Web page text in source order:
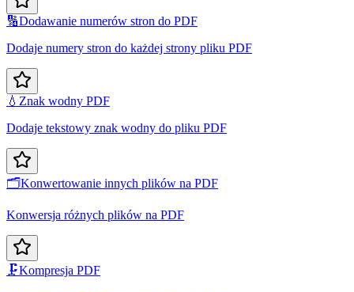
🔢Dodawanie numerów stron do PDF
Dodaje numery stron do każdej strony pliku PDF
💧 Znak wodny PDF
Dodaje tekstowy znak wodny do pliku PDF
🗂️Konwertowanie innych plików na PDF
Konwersja różnych plików na PDF
🗜️Kompresja PDF